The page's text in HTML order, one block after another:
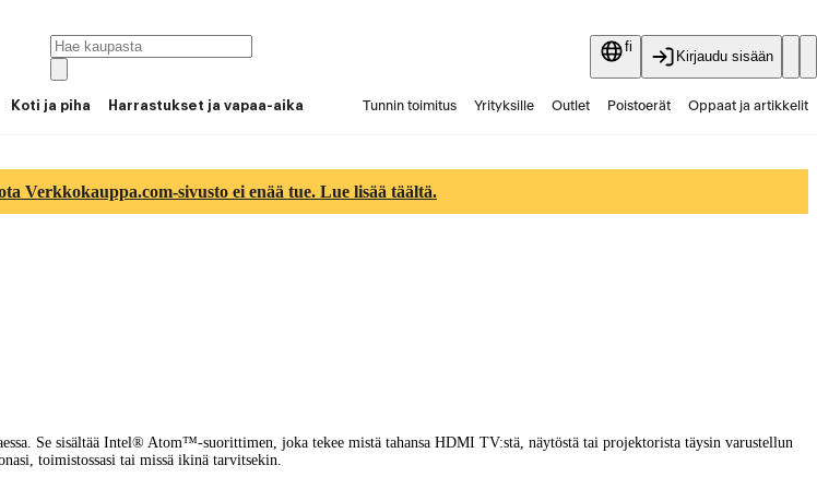
fi
Kirjaudu sisään
Koti ja piha Harrastukset ja vapaa-aika Tunnin toimitus Yrityksille Outlet Poistoerät Oppaat ja artikkelit
Verkkokauppa.com-sivusto ei enää tue. Lue lisää täältä.
Se sisältää Intel® Atom™-suorittimen, joka tekee mistä tahansa HDMI TV:stä, näytöstä tai projektorista täysin varustellun
toimistossasi tai missä ikinä tarvitsekin.